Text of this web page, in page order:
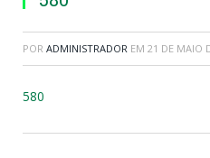
POR ADMINISTRADOR EM 21 DE MAIO
580